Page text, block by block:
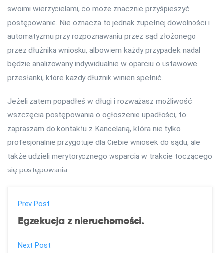
swoimi wierzycielami, co może znacznie przyśpieszyć
postępowanie. Nie oznacza to jednak zupełnej dowolności i
automatyzmu przy rozpoznawaniu przez sąd złożonego
przez dłużnika wniosku, albowiem każdy przypadek nadal
będzie analizowany indywidualnie w oparciu o ustawowe
przesłanki, które każdy dłużnik winien spełnić.
Jeżeli zatem popadłeś w długi i rozważasz możliwość
wszczęcia postępowania o ogłoszenie upadłości, to
zapraszam do kontaktu z Kancelarią, która nie tylko
profesjonalnie przygotuje dla Ciebie wniosek do sądu, ale
także udzieli merytorycznego wsparcia w trakcie toczącego
się postępowania.
P
o
s
Prev Post
Egzekucja z nieruchomości.
Next Post